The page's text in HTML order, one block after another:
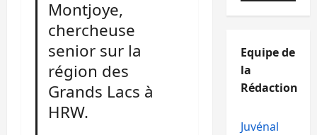
Montjoye,
chercheuse
senior sur la
région des
Grands Lacs à
HRW.
Equipe de
la
Rédaction
Juvénal